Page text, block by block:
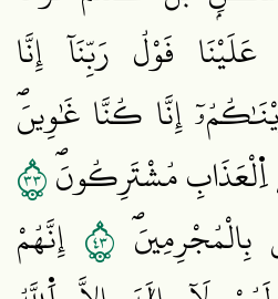
قَوْلُ رَبِّنَآ إِنَّا
إِنَّا كُنَّا غَٰوِينَۖ
اِ۬لْعَذَابِ مُشْتَرِكُونَۖ٣٣
٣٤ إِنَّهُمْ